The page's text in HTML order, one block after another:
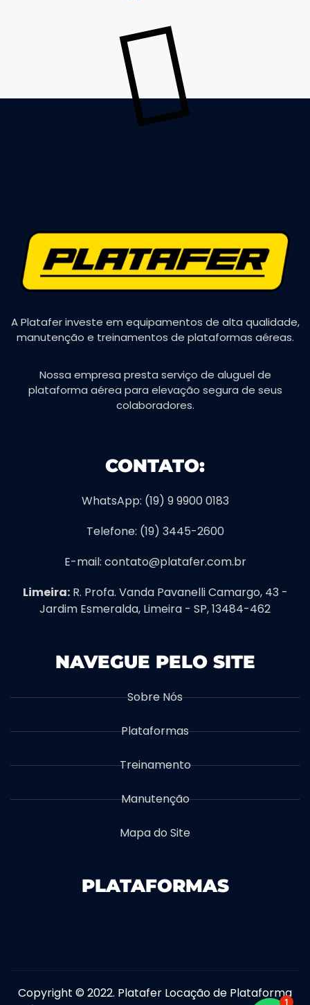
A Platafer investe em equipamentos de alta qualidade,
manutenção e treinamentos de plataformas aéreas.
Nossa empresa presta serviço de aluguel de
plataforma aérea para elevação segura de seus
colaboradores.
CONTATO:
WhatsApp: (19) 9 9900 0183
Telefone: (19) 3445-2600
E-mail: contato@platafer.com.br
Limeira:R. Profa. Vanda Pavanelli Camargo, 43 -
Jardim Esmeralda, Limeira - SP, 13484-462
NAVEGUE PELO SITE
Sobre Nós
Plataformas
Treinamento
Manutenção
Mapa do Site
PLATAFORMAS
Copyright © 2022. Platafer Locação de Plataforma
1